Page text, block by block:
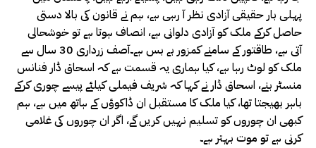
پہلی بار حقیقی آزادی نظر آ رہی ہے، ہم نے قانون کی بالا دستی
حاصل کرکے ملک کو آزادی دلوانی ہے، انصاف ہوتا ہے تو خوشحالی
آتی ہے، طاقتور کے سامنے کمزور بے بس ہے۔آصف زرداری 30 سال سے
ملک کو لوٹ رہا ہے، کیا ہماری یہ قسمت ہے کہ اسحاق ڈار فنانس
منسٹر بنے، اسحاق ڈار نے کہا کہ شریف فیملی کیلئے پیسے چوری کرکے
باہر بھیجتا تھا، کیا ملک کا مستقبل ان ڈاکوؤں کے ہاتھ میں ہے، ہم
کبھی ان چوروں کو تسلیم نہیں کریں گے، اگر ان چوروں کی غلامی
کرنی ہے تو موت بہتر ہے۔